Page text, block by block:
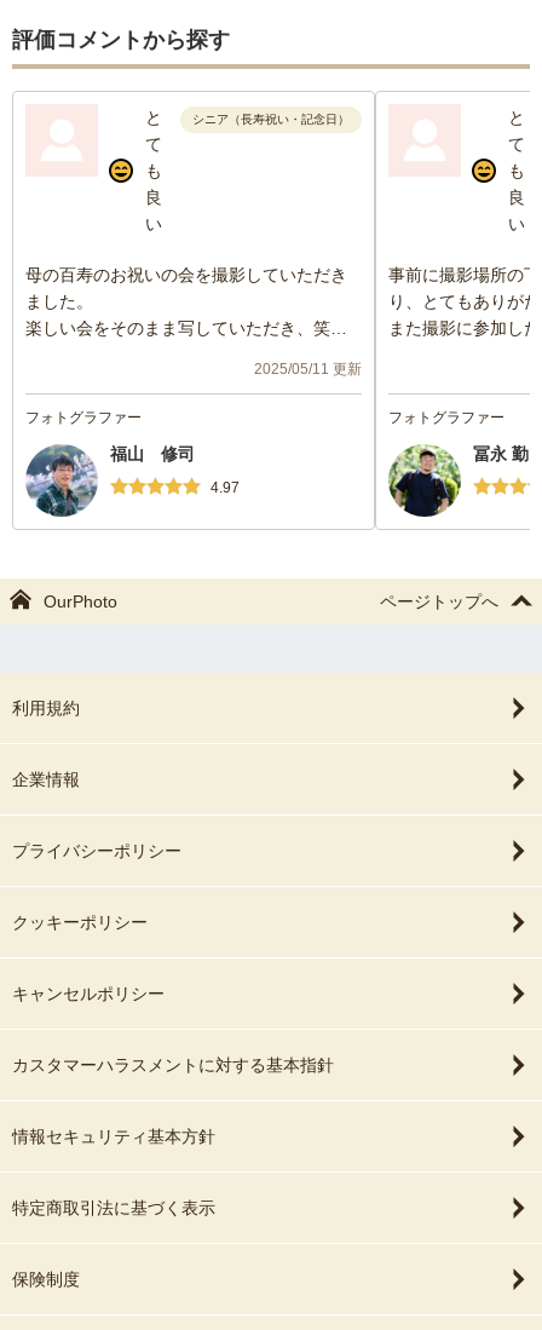
評価コメントから探す
と
て
も
良
い
シニア（長寿祝い・記念日）
母の百寿のお祝いの会を撮影していただき
ました。
楽しい会をそのまま写していただき、笑顔
2025/05/11 更新
フォトグラファー
福山 修司
4.97
と
て
も
良
い
事前に撮影場所の
り、とてもありが
また撮影に参加し
ていただき、全員
とができました。
またご縁がありま
フォトグラファー
冨永 勤
OurPhoto ページトップへ
利用規約
企業情報
プライバシーポリシー
クッキーポリシー
キャンセルポリシー
カスタマーハラスメントに対する基本指針
情報セキュリティ基本方針
特定商取引法に基づく表示
保険制度